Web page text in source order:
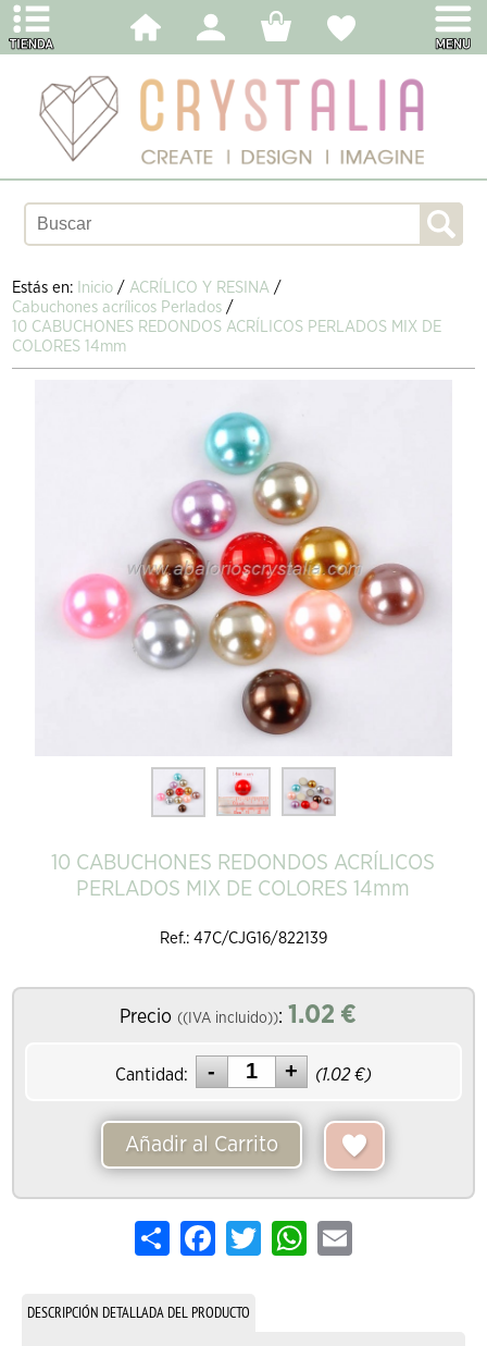
Estás en: Inicio / ACRÍLICO Y RESINA /
Cabuchones acrílicos Perlados /
10 CABUCHONES REDONDOS ACRÍLICOS PERLADOS MIX DE
COLORES 14mm
10 CABUCHONES REDONDOS ACRÍLICOS
PERLADOS MIX DE COLORES 14mm
Ref.: 47C/CJG16/822139
Precio ((IVA incluido)): 1.02 €
Cantidad: (1.02€)
Añadir al Carrito
Share FacebookTwitterWhatsApp
Email
DESCRIPCIÓN DETALLADA DEL PRODUCTO